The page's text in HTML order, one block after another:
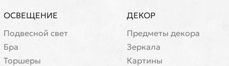
ОСВЕЩЕНИЕ
Подвесной свет
Бра
Торшеры
ДЕКОР
Предметы декора
Зеркала
Картины